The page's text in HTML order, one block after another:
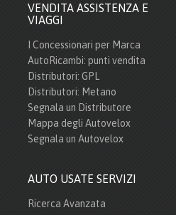
VENDITA ASSISTENZA E
VIAGGI
I Concessionari per Marca
AutoRicambi: punti vendita
Distributori: GPL
Distributori: Metano
Segnala un Distributore
Mappa degli Autovelox
Segnala un Autovelox
AUTO USATE SERVIZI
Ricerca Avanzata